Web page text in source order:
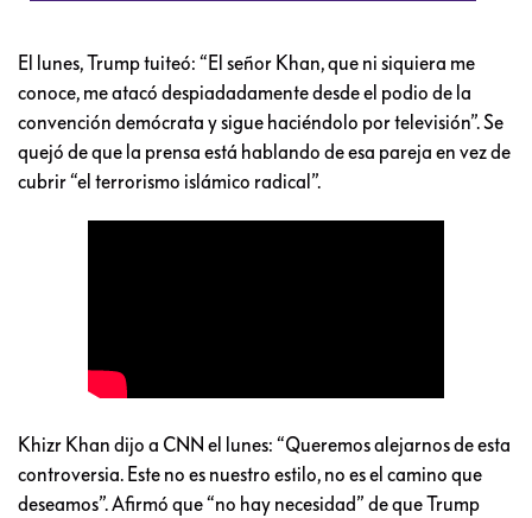
El lunes, Trump tuiteó: “El señor Khan, que ni siquiera me
conoce, me atacó despiadadamente desde el podio de la
convención demócrata y sigue haciéndolo por televisión”. Se
quejó de que la prensa está hablando de esa pareja en vez de
cubrir “el terrorismo islámico radical”.
Khizr Khan dijo a CNN el lunes: “Queremos alejarnos de esta
controversia. Este no es nuestro estilo, no es el camino que
deseamos”. Afirmó que “no hay necesidad” de que Trump